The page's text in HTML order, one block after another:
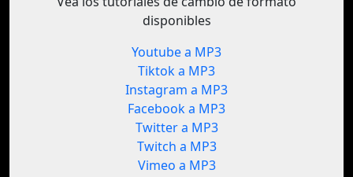
disponibles
Youtube a MP3
Tiktok a MP3
Instagram a MP3
Facebook a MP3
Twitter a MP3
Twitch a MP3
Vimeo a MP3